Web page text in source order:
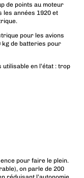
de points au moteur
les années 1920 et
pour les avions
kg de batteries pour
utilisable en l’état : trop
pour faire le plein.
on parle de 200